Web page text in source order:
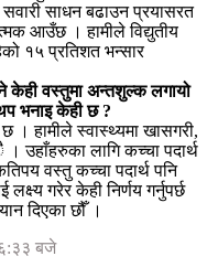
सवारी साधन बढाउन प्रयासरत
आउँछ । हामीले विद्युतीय
१५ प्रतिशत भन्सार
केही वस्तुमा अन्तशुल्क लगायो
भनाइ केही छ ?
। हामीले स्वास्थ्यमा खासगरी,
उहाँहरुका लागि कच्चा पदार्थ
वस्तु कच्चा पदार्थ पनि
गरेर केही निर्णय गर्नुपर्छ
दिएका छौँ ।
बजे